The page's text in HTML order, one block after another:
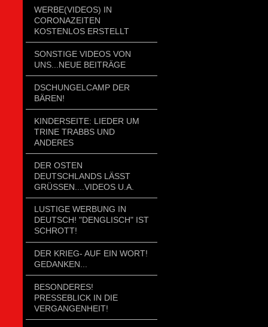
WERBE(VIDEOS) IN
CORONAZEITEN
KOSTENLOS ERSTELLT
SONSTIGE VIDEOS VON
UNS...NEUE BEITRÄGE
DSCHUNGELCAMP DER
BÄREN!
KINDERSEITE: LIEDER UM
TRINE TRABBS UND
ANDERES
DER OSTEN
DEUTSCHLANDS LÄSST
GRÜSSEN....VIDEOS U.A.
LUSTIGE WERBUNG IN
DEUTSCH! "DENGLISCH" IST
SCHROTT!
DER KRIEG- AUF EIN WORT!
GEDANKEN...
BESONDERES!
PRESSEBLICK IN DIE
VERGANGENHEIT!